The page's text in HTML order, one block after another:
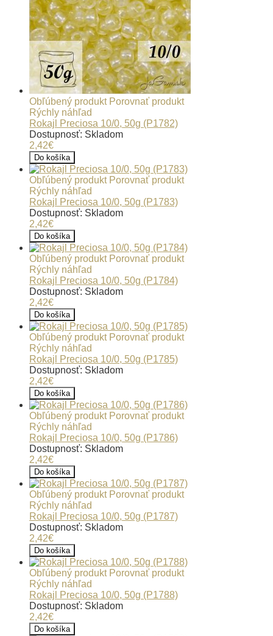
Obľúbený produkt Porovnať produkt
Rýchly náhľad
Rokajl Preciosa 10/0, 50g (P1782)
Dostupnosť: Skladom
2,42€
Do košíka
Obľúbený produkt Porovnať produkt
Rýchly náhľad
Rokajl Preciosa 10/0, 50g (P1783)
Dostupnosť: Skladom
2,42€
Do košíka
Obľúbený produkt Porovnať produkt
Rýchly náhľad
Rokajl Preciosa 10/0, 50g (P1784)
Dostupnosť: Skladom
2,42€
Do košíka
Obľúbený produkt Porovnať produkt
Rýchly náhľad
Rokajl Preciosa 10/0, 50g (P1785)
Dostupnosť: Skladom
2,42€
Do košíka
Obľúbený produkt Porovnať produkt
Rýchly náhľad
Rokajl Preciosa 10/0, 50g (P1786)
Dostupnosť: Skladom
2,42€
Do košíka
Obľúbený produkt Porovnať produkt
Rýchly náhľad
Rokajl Preciosa 10/0, 50g (P1787)
Dostupnosť: Skladom
2,42€
Do košíka
Obľúbený produkt Porovnať produkt
Rýchly náhľad
Rokajl Preciosa 10/0, 50g (P1788)
Dostupnosť: Skladom
2,42€
Do košíka